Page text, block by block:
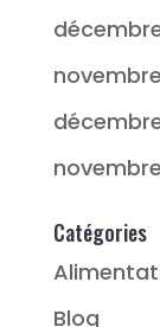
Catégories
Blog